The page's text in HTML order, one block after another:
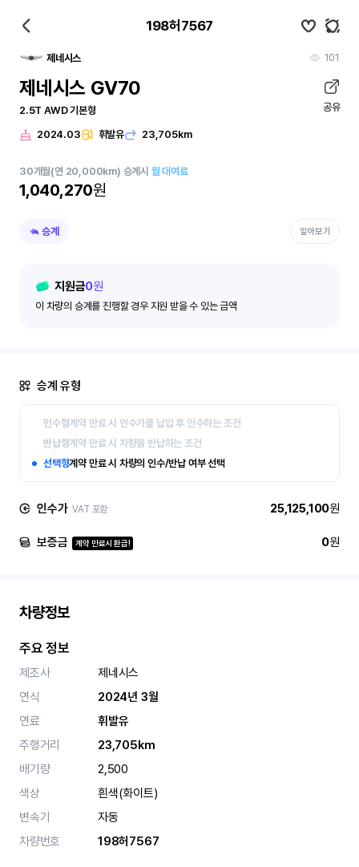
198허7567
제네시스 101
제네시스 GV70
2.5T AWD 기본형 공유
2024.03 휘발유 23,705km
30개월(연 20,000km) 승계시 월 대여료
1,040,270원
승계 알아보기
지원금0원
이 차량의 승계를 진행할 경우 지원 받을 수 있는 금액
승계 유형
인수형계약 만료 시 인수가를 납입 후 인수하는 조건
반납형계약 만료 시 차량을 반납하는 조건
선택형계약 만료 시 차량의 인수/반납 여부 선택
인수가 VAT 포함 25,125,100원
보증금 계약 만료시 환급! 0원
차량정보
주요 정보
제조사
제네시스
연식
2024년 3월
연료
휘발유
주행거리
23,705km
배기량
2,500
색상
흰색(화이트)
변속기
자동
차량번호
198허7567